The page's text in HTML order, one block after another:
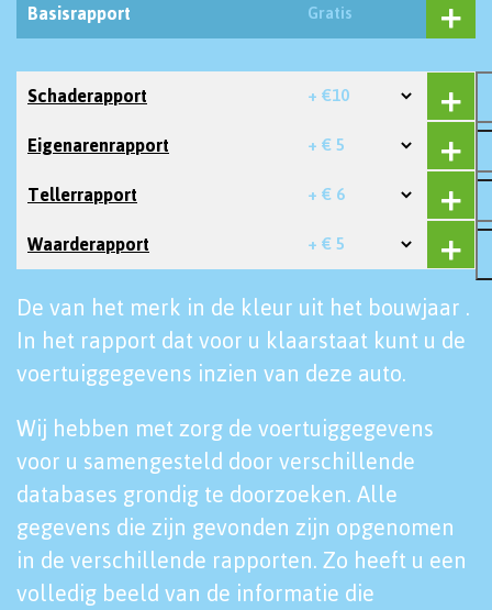
Basisrapport Gratis
Schaderapport + €10
Eigenarenrapport + € 5
Tellerrapport + € 6
Waarderapport + € 5
De van het merk in de kleur uit het bouwjaar .
In het rapport dat voor u klaarstaat kunt u de
voertuiggegevens inzien van deze auto.
Wij hebben met zorg de voertuiggegevens
voor u samengesteld door verschillende
databases grondig te doorzoeken. Alle
gegevens die zijn gevonden zijn opgenomen
in de verschillende rapporten. Zo heeft u een
volledig beeld van de informatie die